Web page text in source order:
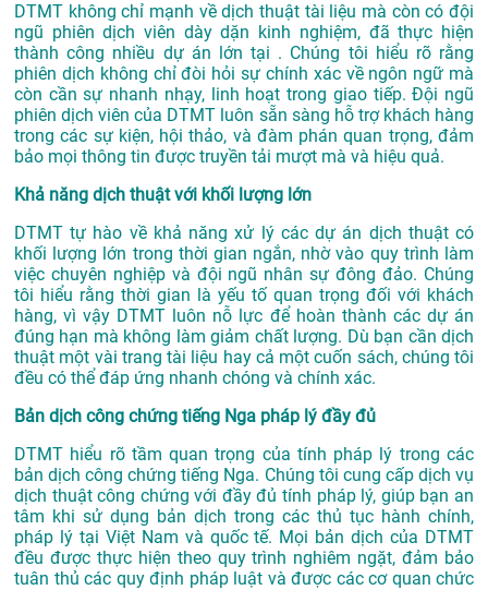
DTMT không chỉ mạnh về dịch thuật tài liệu mà còn có đội
ngũ phiên dịch viên dày dặn kinh nghiệm, đã thực hiện
thành công nhiều dự án lớn tại . Chúng tôi hiểu rõ rằng
phiên dịch không chỉ đòi hỏi sự chính xác về ngôn ngữ mà
còn cần sự nhanh nhạy, linh hoạt trong giao tiếp. Đội ngũ
phiên dịch viên của DTMT luôn sẵn sàng hỗ trợ khách hàng
trong các sự kiện, hội thảo, và đàm phán quan trọng, đảm
bảo mọi thông tin được truyền tải mượt mà và hiệu quả.
Khả năng dịch thuật với khối lượng lớn
DTMT tự hào về khả năng xử lý các dự án dịch thuật có
khối lượng lớn trong thời gian ngắn, nhờ vào quy trình làm
việc chuyên nghiệp và đội ngũ nhân sự đông đảo. Chúng
tôi hiểu rằng thời gian là yếu tố quan trọng đối với khách
hàng, vì vậy DTMT luôn nỗ lực để hoàn thành các dự án
đúng hạn mà không làm giảm chất lượng. Dù bạn cần dịch
thuật một vài trang tài liệu hay cả một cuốn sách, chúng tôi
đều có thể đáp ứng nhanh chóng và chính xác.
Bản dịch công chứng tiếng Nga pháp lý đầy đủ
DTMT hiểu rõ tầm quan trọng của tính pháp lý trong các
bản dịch công chứng tiếng Nga. Chúng tôi cung cấp dịch vụ
dịch thuật công chứng với đầy đủ tính pháp lý, giúp bạn an
tâm khi sử dụng bản dịch trong các thủ tục hành chính,
pháp lý tại Việt Nam và quốc tế. Mọi bản dịch của DTMT
đều được thực hiện theo quy trình nghiêm ngặt, đảm bảo
tuân thủ các quy định pháp luật và được các cơ quan chức